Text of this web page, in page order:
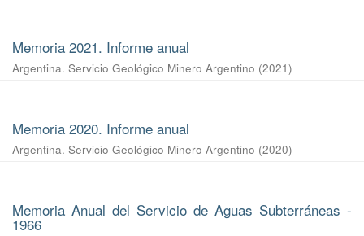
Memoria 2021. Informe anual
Argentina. Servicio Geológico Minero Argentino (2021)
Memoria 2020. Informe anual
Argentina. Servicio Geológico Minero Argentino (2020)
Memoria Anual del Servicio de Aguas Subterráneas -
1966